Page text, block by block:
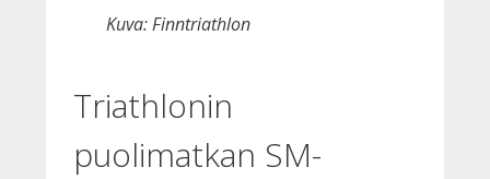
Kuva: Finntriathlon
Triathlonin
puolimatkan SM-